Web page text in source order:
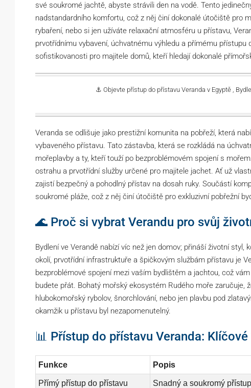
své soukromé jachtě, abyste strávili den na vodě. Tento
nadstandardního komfortu, což z něj činí dokonalé útočiště pro
rybaření, nebo si jen užíváte relaxační atmosféru u přístavu,
prvotřídnímu vybavení, úchvatnému výhledu a přímému
sofistikovanosti pro majitele domů, kteří hledají dokonalé
⚓ Objevte přístup do přístavu Veranda v Egyptě ,
Veranda se odlišuje jako prestižní komunita na pobřeží, která
vybaveného přístavu. Tato zástavba, která se rozkládá na
mořeplavby a ty, kteří touží po bezproblémovém spojení s
ostrahu a prvotřídní služby určené pro majitele jachet. Ať už
zajistí bezpečný a pohodlný přístav na dosah ruky. Součástí
soukromé pláže, což z něj činí útočiště pro exkluzivní pobřežní
🌊 Proč si vybrat Verandu pro svůj
Bydlení ve Verandě nabízí víc než jen domov; přináší životní
okolí, prvotřídní infrastruktuře a špičkovým službám přístavu je
bezproblémové spojení mezi vaším bydlištěm a jachtou, což
budete přát. Bohatý mořský ekosystém Rudého moře zaručuje,
hlubokomořský rybolov, šnorchlování, nebo jen plavbu pod
okamžik u přístavu byl nezapomenutelný.
📊 Přístup do přístavu Veranda:
Funkce Popis
Přímý přístup do přístavu Snadný a soukromý